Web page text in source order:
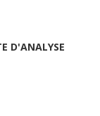
D'ANALYSE